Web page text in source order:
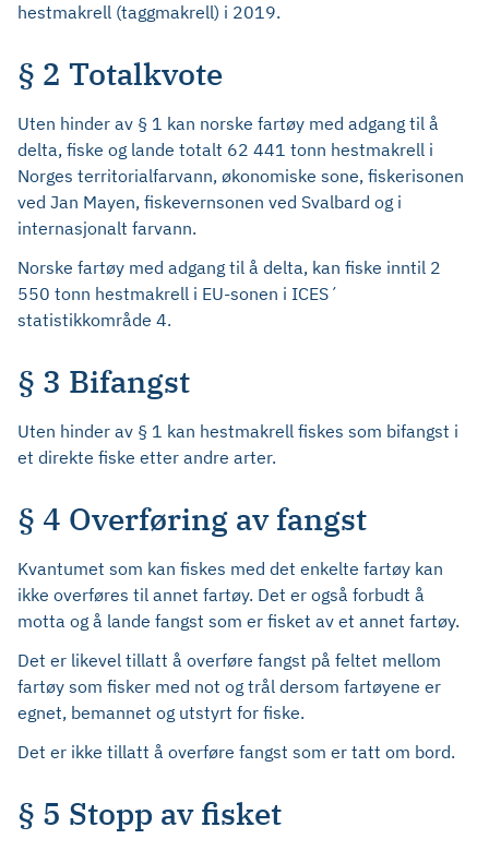
hestmakrell (taggmakrell) i 2019.
§ 2 Totalkvote
Uten hinder av § 1 kan norske fartøy med adgang til å
delta, fiske og lande totalt 62 441 tonn hestmakrell i
Norges territorialfarvann, økonomiske sone, fiskerisonen
ved Jan Mayen, fiskevernsonen ved Svalbard og i
internasjonalt farvann.
Norske fartøy med adgang til å delta, kan fiske inntil 2
550 tonn hestmakrell i EU-sonen i ICES´
statistikkområde 4.
§ 3 Bifangst
Uten hinder av § 1 kan hestmakrell fiskes som bifangst i
et direkte fiske etter andre arter.
§ 4 Overføring av fangst
Kvantumet som kan fiskes med det enkelte fartøy kan
ikke overføres til annet fartøy. Det er også forbudt å
motta og å lande fangst som er fisket av et annet fartøy.
Det er likevel tillatt å overføre fangst på feltet mellom
fartøy som fisker med not og trål dersom fartøyene er
egnet, bemannet og utstyrt for fiske.
Det er ikke tillatt å overføre fangst som er tatt om bord.
§ 5 Stopp av fisket